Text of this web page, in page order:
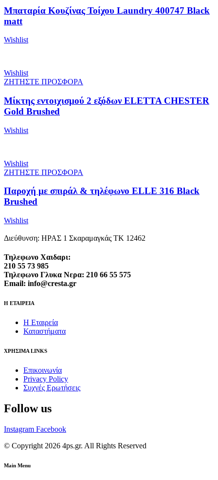
Μπαταρία Κουζίνας Τοίχου Laundry 400747 Black
matt
Wishlist
Wishlist
ΖΗΤΗΣΤΕ ΠΡΟΣΦΟΡΑ
Μίκτης εντοιχισμού 2 εξόδων ELETTA CHESTER
Gold Brushed
Wishlist
Wishlist
ΖΗΤΗΣΤΕ ΠΡΟΣΦΟΡΑ
Παροχή με σπιράλ & τηλέφωνο ELLE 316 Black
Brushed
Wishlist
Διεύθυνση: ΗΡΑΣ 1 Σκαραμαγκάς ΤΚ 12462
Τηλεφωνο Χαιδαρι:
210 55 73 985
Τηλεφωνο Γλυκα Νερα: 210 66 55 575
Email: info@cresta.gr
Η ΕΤΑΙΡΕΙΑ
Η Εταιρεία
Καταστήματα
ΧΡΗΣΙΜΑ LINKS
Επικοινωνία
Privacy Policy
Συχνές Ερωτήσεις
Follow us
Instagram Facebook
© Copyright 2026 4ps.gr. All Rights Reserved
Main Menu